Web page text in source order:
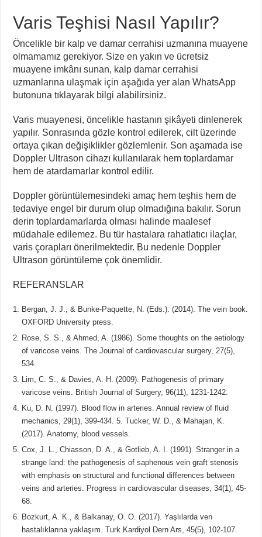
Varis Teşhisi Nasıl Yapılır?
Öncelikle bir kalp ve damar cerrahisi uzmanına muayene
olmamamız gerekiyor. Size en yakın ve ücretsiz
muayene imkânı sunan, kalp damar cerrahisi
uzmanlarına ulaşmak için aşağıda yer alan WhatsApp
butonuna tıklayarak bilgi alabilirsiniz.
Varis muayenesi, öncelikle hastanın şikâyeti dinlenerek
yapılır. Sonrasında gözle kontrol edilerek, cilt üzerinde
ortaya çıkan değişiklikler gözlemlenir. Son aşamada ise
Doppler Ultrason cihazı kullanılarak hem toplardamar
hem de atardamarlar kontrol edilir.
Doppler görüntülemesindeki amaç hem teşhis hem de
tedaviye engel bir durum olup olmadığına bakılır. Sorun
derin toplardamarlarda olması halinde maalesef
müdahale edilemez. Bu tür hastalara rahatlatıcı ilaçlar,
varis çorapları önerilmektedir. Bu nedenle Doppler
Ultrason görüntüleme çok önemlidir.
REFERANSLAR
Bergan, J. J., & Bunke-Paquette, N. (Eds.). (2014). The vein book.
OXFORD University press.
Rose, S. S., & Ahmed, A. (1986). Some thoughts on the aetiology
of varicose veins. The Journal of cardiovascular surgery, 27(5),
534.
Lim, C. S., & Davies, A. H. (2009). Pathogenesis of primary
varicose veins. British Journal of Surgery, 96(11), 1231-1242.
Ku, D. N. (1997). Blood flow in arteries. Annual review of fluid
mechanics, 29(1), 399-434. 5. Tucker, W. D., & Mahajan, K.
(2017). Anatomy, blood vessels.
Cox, J. L., Chiasson, D. A., & Gotlieb, A. I. (1991). Stranger in a
strange land: the pathogenesis of saphenous vein graft stenosis
with emphasis on structural and functional differences between
veins and arteries. Progress in cardiovascular diseases, 34(1), 45-
68.
Bozkurt, A. K., & Balkanay, O. O. (2017). Yaşlılarda ven
hastalıklarına yaklaşım. Turk Kardiyol Dern Ars, 45(5), 102-107.